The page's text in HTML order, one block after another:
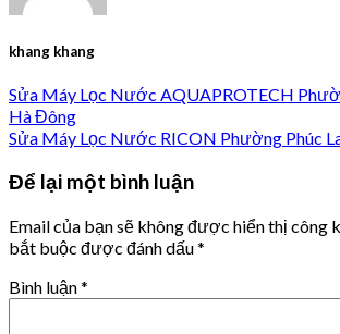
khang khang
Sửa Máy Lọc Nước AQUAPROTECH
Hà Đông
Sửa Máy Lọc Nước RICON Phường Phúc
Để lại một bình luận
Email của bạn sẽ không được hiển thị công
bắt buộc được đánh dấu*
Bình luận*